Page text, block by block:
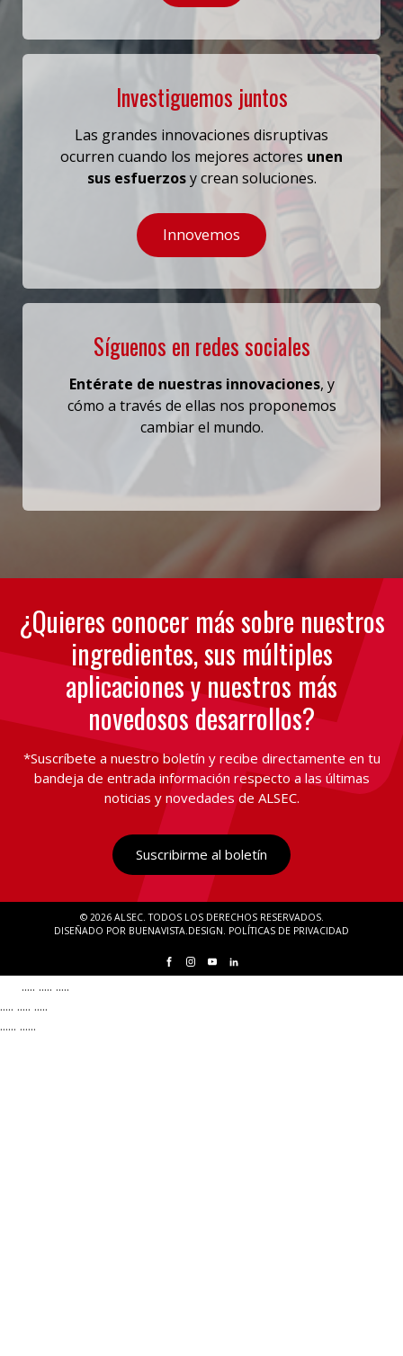
Investiguemos juntos
Las grandes innovaciones disruptivas
ocurren cuando los mejores actores unen
sus esfuerzosy crean soluciones.
Innovemos
Síguenos en redes sociales
Entérate de nuestras innovaciones, y
cómo a través de ellas nos proponemos
cambiar el mundo.
¿Quieres conocer más sobre nuestros
ingredientes, sus múltiples
aplicaciones y nuestros más
novedosos desarrollos?
*Suscríbete a nuestro boletín y recibe directamente en tu
bandeja de entrada información respecto a las últimas
noticias y novedades de ALSEC.
Suscribirme al boletín
© 2026 ALSEC TODOS LOS DERECHOS RESERVADOS
DISEÑADO POR BUENAVISTA.DESIGN POLÍTICAS DE PRIVACIDAD
..... ..... .....
..... ..... .....
...... ......